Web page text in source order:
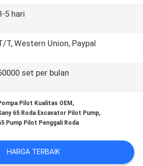
5 hari
T, Western Union, Paypal
set per bulan
Pilot Kualitas OEM ,
65 Roda Excavator Pilot Pump,
Pump Pilot Penggali Roda
HARGA TERBAIK